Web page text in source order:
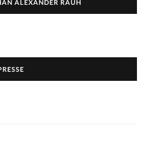
ALEXANDER RAUH